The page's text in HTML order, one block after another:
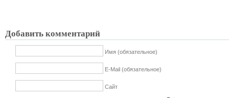
Добавить комментарий
Имя (обязательное)
E-Mail (обязательное)
Сайт